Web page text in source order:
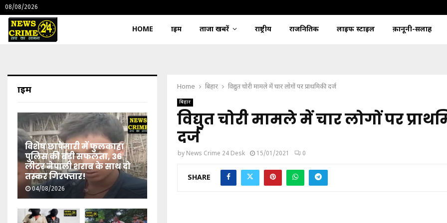
08/08/2026
HOME क्राइम ताजा खबरें राष्ट्रीय राजनितिक लाइफ स्टाइल क़ानूनी-सलाह
Home बिहार विद्युत चोरी मामले में चार लोगों पर प्राथमिकी दर्ज
बिहार
विद्युत चोरी मामले में चार लोगों पर
दर्ज
by News Crime 24 Desk 15/01/2021 0
SHARE
क्राइम
विशेष छापेमारी में फुलकाहा
पुलिस की बड़ी सफलता, 36
लीटर नेपाली शराब के साथ दो
तस्कर गिरफ्तार!
04/08/2026